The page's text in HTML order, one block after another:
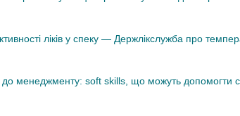
ліків у спеку — Держлікслужба про
менеджменту: soft skills, що можуть допомогти